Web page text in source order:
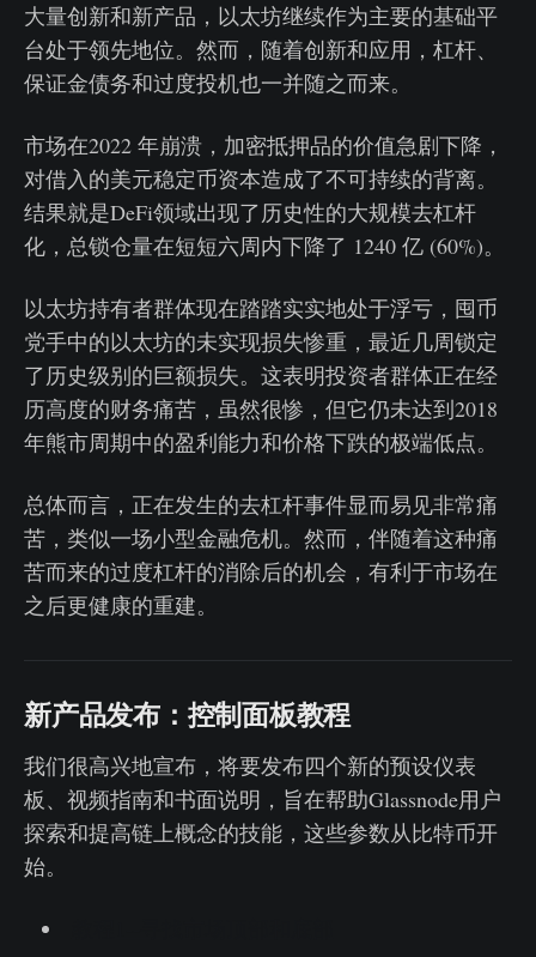
大量创新和新产品，以太坊继续作为主要的基础平
台处于领先地位。然而，随着创新和应用，杠杆、
保证金债务和过度投机也一并随之而来。
市场在2022 年崩溃，加密抵押品的价值急剧下降，
对借入的美元稳定币资本造成了不可持续的背离。
结果就是DeFi领域出现了历史性的大规模去杠杆
化，总锁仓量在短短六周内下降了 1240 亿 (60%)。
以太坊持有者群体现在踏踏实实地处于浮亏，囤币
党手中的以太坊的未实现损失惨重，最近几周锁定
了历史级别的巨额损失。这表明投资者群体正在经
历高度的财务痛苦，虽然很惨，但它仍未达到2018
年熊市周期中的盈利能力和价格下跌的极端低点。
总体而言，正在发生的去杠杆事件显而易见非常痛
苦，类似一场小型金融危机。然而，伴随着这种痛
苦而来的过度杠杆的消除后的机会，有利于市场在
之后更健康的重建。
新产品发布：控制面板教程
我们很高兴地宣布，将要发布四个新的预设仪表
板、视频指南和书面说明，旨在帮助Glassnode用户
探索和提高链上概念的技能，这些参数从比特币开
始。